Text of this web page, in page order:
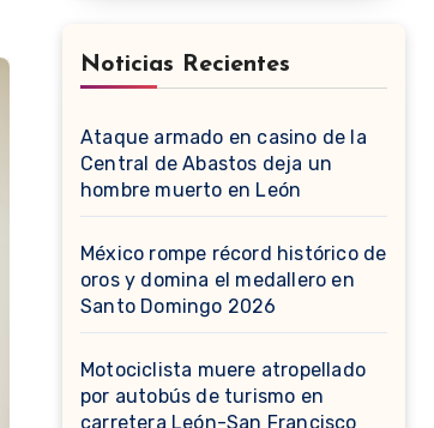
Noticias Recientes
Ataque armado en casino de la
Central de Abastos deja un
hombre muerto en León
México rompe récord histórico de
oros y domina el medallero en
Santo Domingo 2026
Motociclista muere atropellado
por autobús de turismo en
carretera León-San Francisco